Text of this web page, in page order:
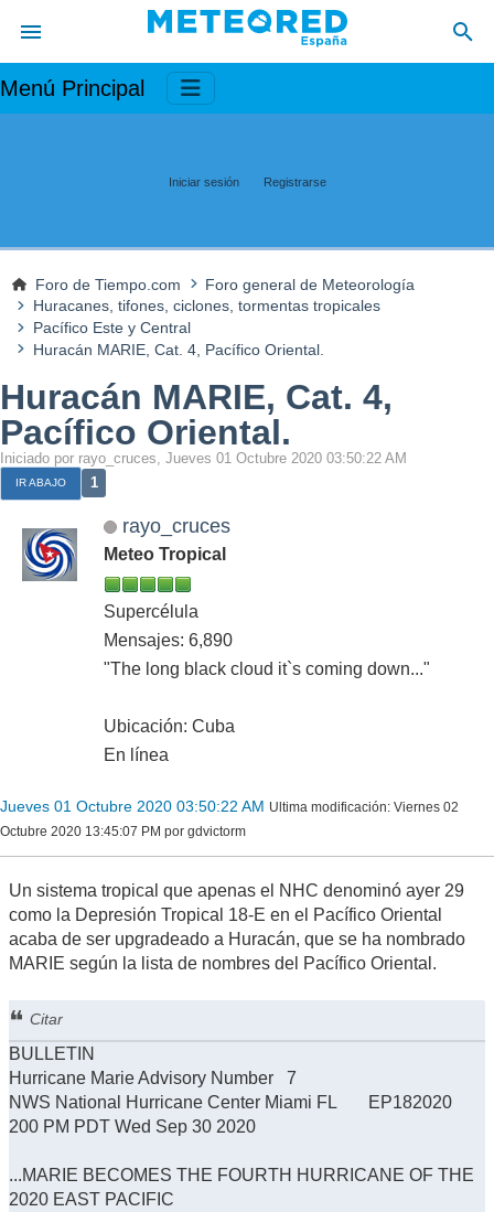
Menú Principal
Iniciar sesión Registrarse
Foro de Tiempo.com
Foro general de Meteorología
Huracanes, tifones, ciclones, tormentas tropicales
Pacífico Este y Central
Huracán MARIE, Cat. 4, Pacífico Oriental.
Huracán MARIE, Cat. 4,
Pacífico Oriental.
Iniciado por rayo_cruces, Jueves 01 Octubre 2020 03:50:22 AM
IR ABAJO 1
rayo_cruces
Meteo Tropical
Supercélula
Mensajes: 6,890
"The long black cloud it`s coming down..."
Ubicación: Cuba
En línea
Jueves 01 Octubre 2020 03:50:22 AM Ultima modificación: Viernes 02
Octubre 2020 13:45:07 PM por gdvictorm
Un sistema tropical que apenas el NHC denominó ayer 29
como la Depresión Tropical 18-E en el Pacífico Oriental
acaba de ser upgradeado a Huracán, que se ha nombrado
MARIE según la lista de nombres del Pacífico Oriental.
Citar
BULLETIN
Hurricane Marie Advisory Number 7
NWS National Hurricane Center Miami FL EP182020
200 PM PDT Wed Sep 30 2020
...MARIE BECOMES THE FOURTH HURRICANE OF THE
2020 EAST PACIFIC